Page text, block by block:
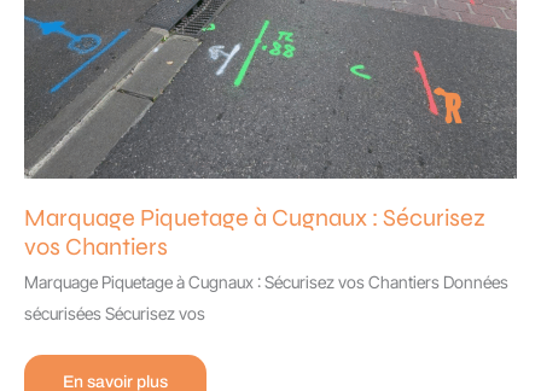
Marquage Piquetage à Cugnaux : Sécurisez
vos Chantiers
Marquage Piquetage à Cugnaux : Sécurisez vos Chantiers Données
sécurisées Sécurisez vos
Marquage
En savoir plus